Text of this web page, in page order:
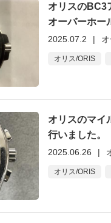
オリスのBC3
オーバーホー
2025.07.2 |
オリス/ORIS
オリスのマイ
行いました。
2025.06.26 |
オリス/ORIS